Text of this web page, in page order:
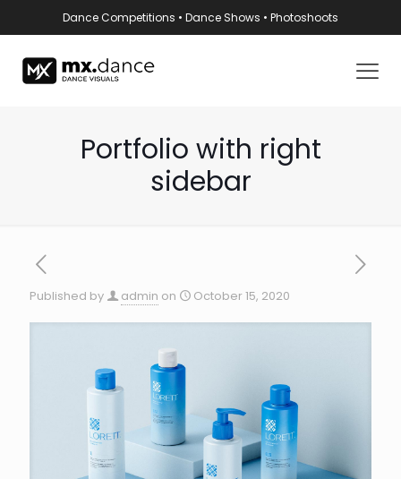
Dance Competitions • Dance Shows • Photoshoots
Portfolio with right
sidebar
Published by admin on October 15, 2020